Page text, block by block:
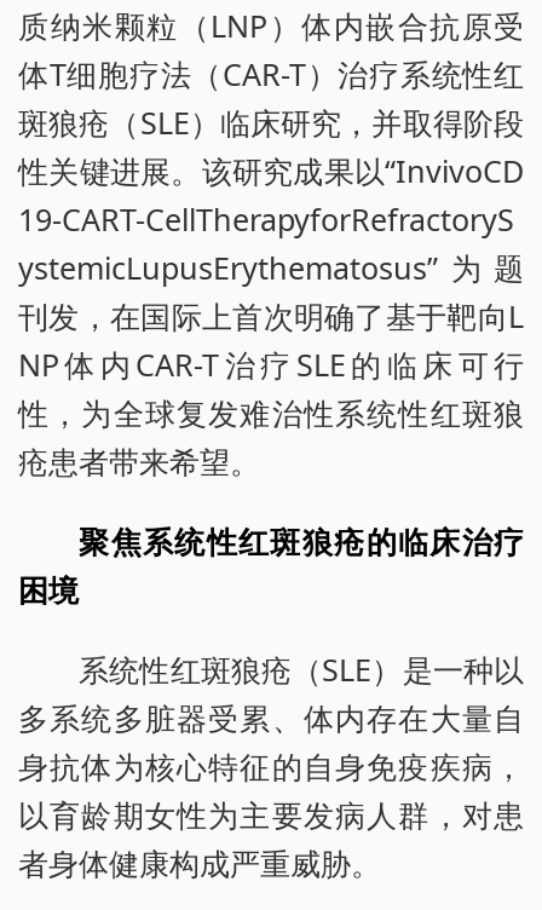
质纳米颗粒（LNP）体内嵌合抗原受
体T细胞疗法（CAR-T）治疗系统性红
斑狼疮（SLE）临床研究，并取得阶段
性关键进展。该研究成果以“InvivoCD
19-CART-CellTherapyforRefractoryS
ystemicLupusErythematosus”为题
刊发，在国际上首次明确了基于靶向L
NP体内CAR-T治疗SLE的临床可行
性，为全球复发难治性系统性红斑狼
疮患者带来希望。
聚焦系统性红斑狼疮的临床治疗
困境
系统性红斑狼疮（SLE）是一种以
多系统多脏器受累、体内存在大量自
身抗体为核心特征的自身免疫疾病，
以育龄期女性为主要发病人群，对患
者身体健康构成严重威胁。